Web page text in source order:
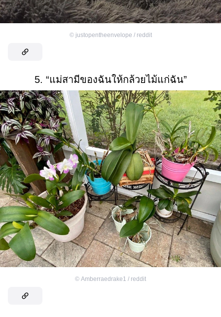
© justopentheenvelope / reddit
5. “แม่สามีของฉันให้กล้วยไม้แก่ฉัน”
© Amberraedrake1 / reddit